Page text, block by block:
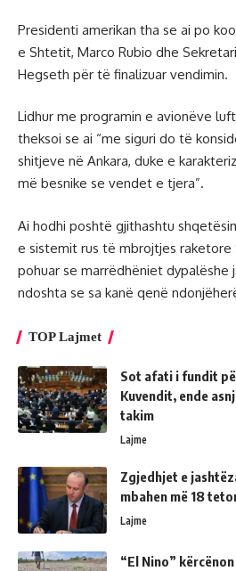
Presidenti amerikan tha se ai po
e Shtetit, Marco Rubio dhe
Hegseth për të finalizuar vendimin.
Lidhur me programin e avionëve
theksoi se ai “me siguri do të
shitjeve në Ankara, duke e
më besnike se vendet e tjera”.
Ai hodhi poshtë gjithashtu
e sistemit rus të mbrojtjes raketore
pohuar se marrëdhëniet dypalëshe
ndoshta se sa kanë qenë
TOP Lajmet
Sot afati i fundit
Kuvendit, ende
takim
Lajme
Zgjedhjet e
mbahen më 18
Lajme
“El Nino”